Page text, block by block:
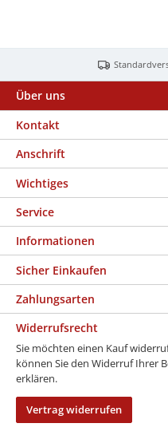
Über uns
Kontakt
Anschrift
Wichtiges
Service
Informationen
Sicher Einkaufen
Zahlungsarten
Widerrufsrecht
Sie möchten einen Kauf
können Sie den Widerruf Ihrer
erklären.
Vertrag widerrufen